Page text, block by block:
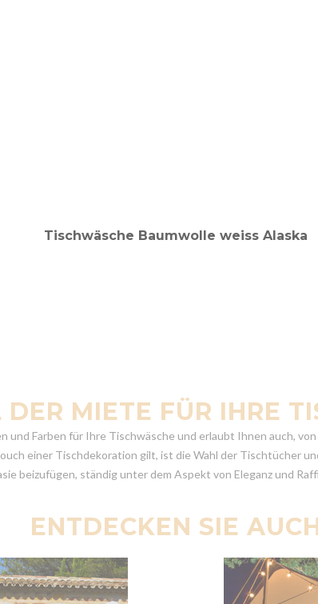
MIETE FÜR IHRE
Farben für Ihre Tischwäsche und erlaubt Ihnen auch,
einer Tischdekoration gilt, ist die Wahl der Tischtücher
beizufügen, ständig unter dem Aspekt von Eleganz und
ENTDECKEN SIE